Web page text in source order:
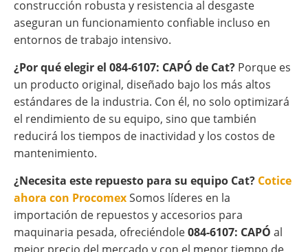
construcción robusta y resistencia al desgaste
aseguran un funcionamiento confiable incluso en
entornos de trabajo intensivo.
¿Por qué elegir el 084-6107: CAPÓ de Cat? Porque es
un producto original, diseñado bajo los más altos
estándares de la industria. Con él, no solo optimizará
el rendimiento de su equipo, sino que también
reducirá los tiempos de inactividad y los costos de
mantenimiento.
¿Necesita este repuesto para su equipo Cat? Cotice
ahora con ProcomexSomos líderes en la
importación de repuestos y accesorios para
maquinaria pesada, ofreciéndole084-6107: CAPÓ al